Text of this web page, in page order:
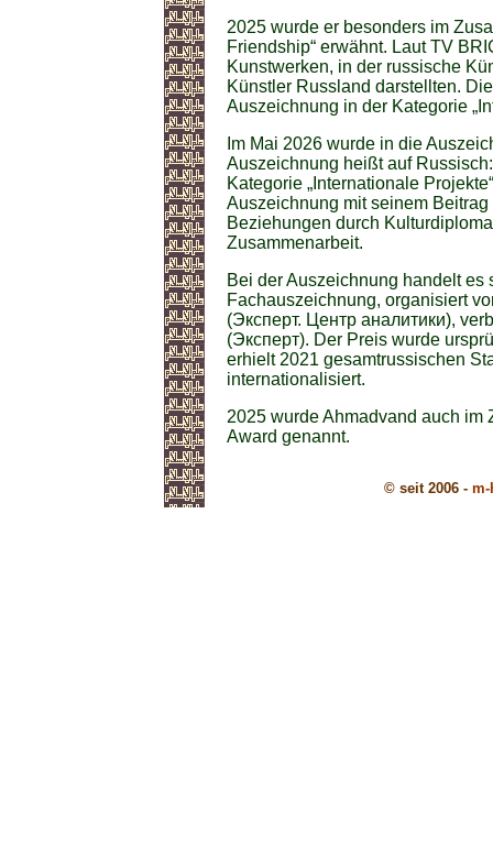
2025 wurde er besonders im
Friendship“ erwähnt. Laut TV
Kunstwerken, in der russische
Künstler Russland darstellten.
Auszeichnung in der Kategorie
Im Mai 2026 wurde in die
Auszeichnung heißt auf
Kategorie „Internationale
Auszeichnung mit seinem
Beziehungen durch
Zusammenarbeit.
Bei der Auszeichnung handelt
Fachauszeichnung, organisiert
(Эксперт. Центр аналитики),
(Эксперт). Der Preis wurde
erhielt 2021 gesamtrussischen
internationalisiert.
2025 wurde Ahmadvand auch im
Award genannt.
© seit 2006 - m-